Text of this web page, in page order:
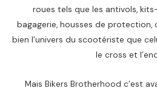
roues tels que les antivols,
bagagerie, housses de protection,
bien l’univers du scootériste que
le cross et
Mais Bikers Brotherhood c’est